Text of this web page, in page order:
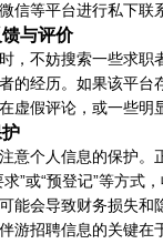
信等平台进行私下
与评价
，不妨搜索一些求
的经历。如果该平
虚假评论，或一些
意个人信息的保护
”或“预登记”等方式
能会导致财务损失
游招聘信息的关键